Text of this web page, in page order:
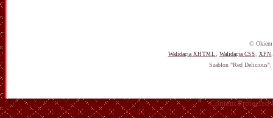
© Okiem
Walidacja XHTML Walidacja CSS XFN
Szablon "Red Delicious":
Content Protected